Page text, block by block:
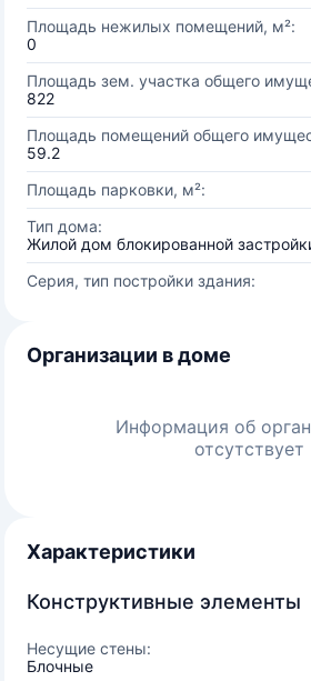
Площадь нежилых помещений, м²:
0
Площадь зем. участка общего
822
Площадь помещений общего
59.2
Площадь парковки, м²:
Тип дома:
Жилой дом блокированной
Серия, тип постройки здания:
Организации в доме
Информация об
отсутствует
Характеристики
Конструктивные элементы
Несущие стены:
Блочные